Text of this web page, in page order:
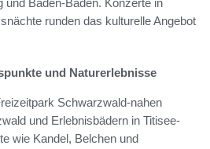
und Baden-Baden. Konzerte in
runden das kulturelle Angebot
und Naturerlebnisse
Schwarzwald‑nahen
und Erlebnisbädern in Titisee-
wie Kandel, Belchen und